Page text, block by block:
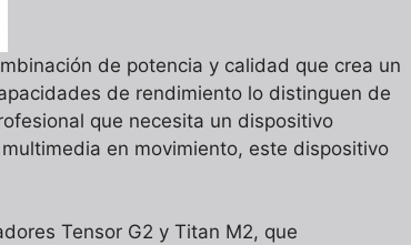
de potencia y calidad que crea un
de rendimiento lo distinguen de
que necesita un dispositivo
en movimiento, este dispositivo
Tensor G2 y Titan M2, que